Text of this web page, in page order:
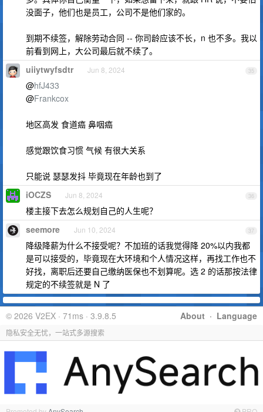
没面子，他们也是员工，公司不是他们家的。
到期不续签，解除劳动合同 -- 你司龄应该不长，n 也不多。我以
前看到网上，大公司最后就不续了。
35
uiiytwyfsdtr Jun 8, 2024
@hfJ433
@Frankcox
地区高发 食道癌 鼻咽癌
感觉跟饮食习惯 气候 有很大关系
只能说 瑟瑟发抖 毕竟现在年龄也到了
36
iOCZS Jun 8, 2024
楼主接下去怎么规划自己的人生呢？
37
seemore Jun 10, 2024
降级降薪为什么不接受呢？不加班的话我觉得降 20%以内我都
是可以接受的，毕竟现在大环境和个人情况这样，再找工作也不
好找，离职后还要自己缴纳医保也不划算呢。选 2 的话那按法律
规定的不续签就是 N 了
About · Language
© 2026 V2EX · 71ms · 3.9.8.5
隐私安全无忧，一站式多源搜索